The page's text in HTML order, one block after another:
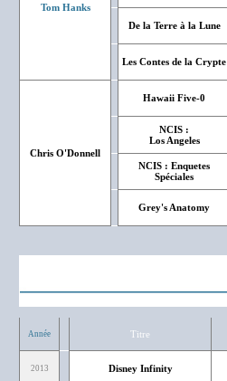
Tom Hanks
De la Terre à la Lune
Les Contes de la Crypte
Chris O'Donnell
Hawaii Five-0
NCIS :
Los Angeles
NCIS : Enquetes
Spéciales
Grey's Anatomy
Année Titre
2013
Disney Infinity